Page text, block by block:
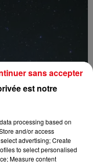
est notre
processing based on
and/or access
advertising; Create
to select personalised
Measure content
sans accepter